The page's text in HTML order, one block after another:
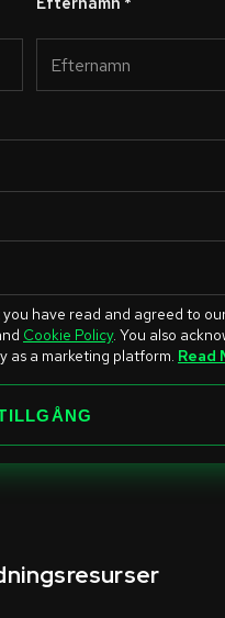
have read and agreed to
Cookie Policy. You also
as a marketing platform. Read